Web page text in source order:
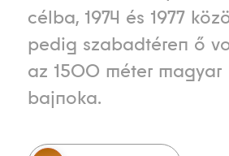
célba, 1974 és 1977
pedig szabadtéren ő
az 1500 méter magyar
bajnoka.